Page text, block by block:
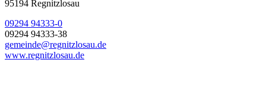
95194 Regnitzlosau
09294 94333-0
09294 94333-38
gemeinde@regnitzlosau.de
www.regnitzlosau.de